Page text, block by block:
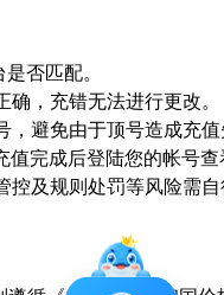
否匹配。
，充错无法进行更改。
，避免由于顶号造成充
值完成后登陆您的帐号
控及规则处罚等风险需